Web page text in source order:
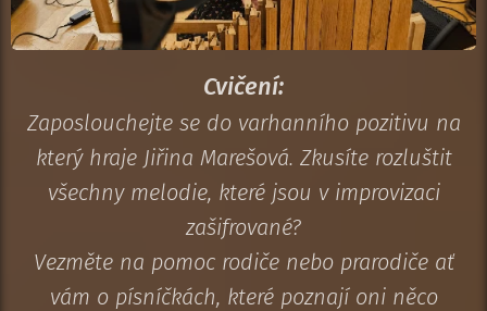
Cvičení:
Zaposlouchejte se do varhanního pozitivu na
který hraje Jiřina Marešová. Zkusíte rozluštit
všechny melodie, které jsou v improvizaci
zašifrované?
Vezměte na pomoc rodiče nebo prarodiče ať
vám o písníčkách, které poznají oni něco